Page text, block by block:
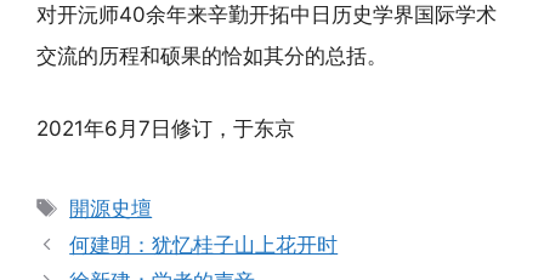
对开沅师40余年来辛勤开拓中日历史学界国际学术
交流的历程和硕果的恰如其分的总括。
2021年6月7日修订，于东京
标
签
開源史壇
何建明：犹忆桂子山上花开时